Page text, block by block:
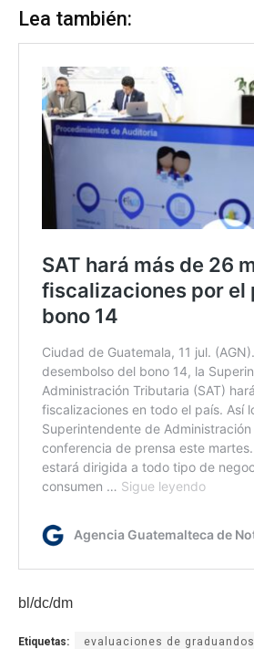
Lea también:
bl/dc/dm
Etiquetas: evaluaciones de graduandos